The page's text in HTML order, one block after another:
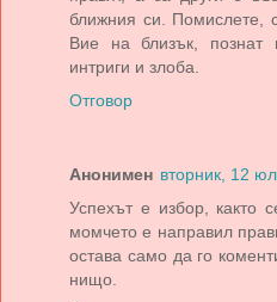
ближния си. Помислете,
Вие на близък, познат
интриги и злоба.
Отговор
Анонимен вторник, 12
Успехът е избор, както
момчето е направил
остава само да го
нищо.